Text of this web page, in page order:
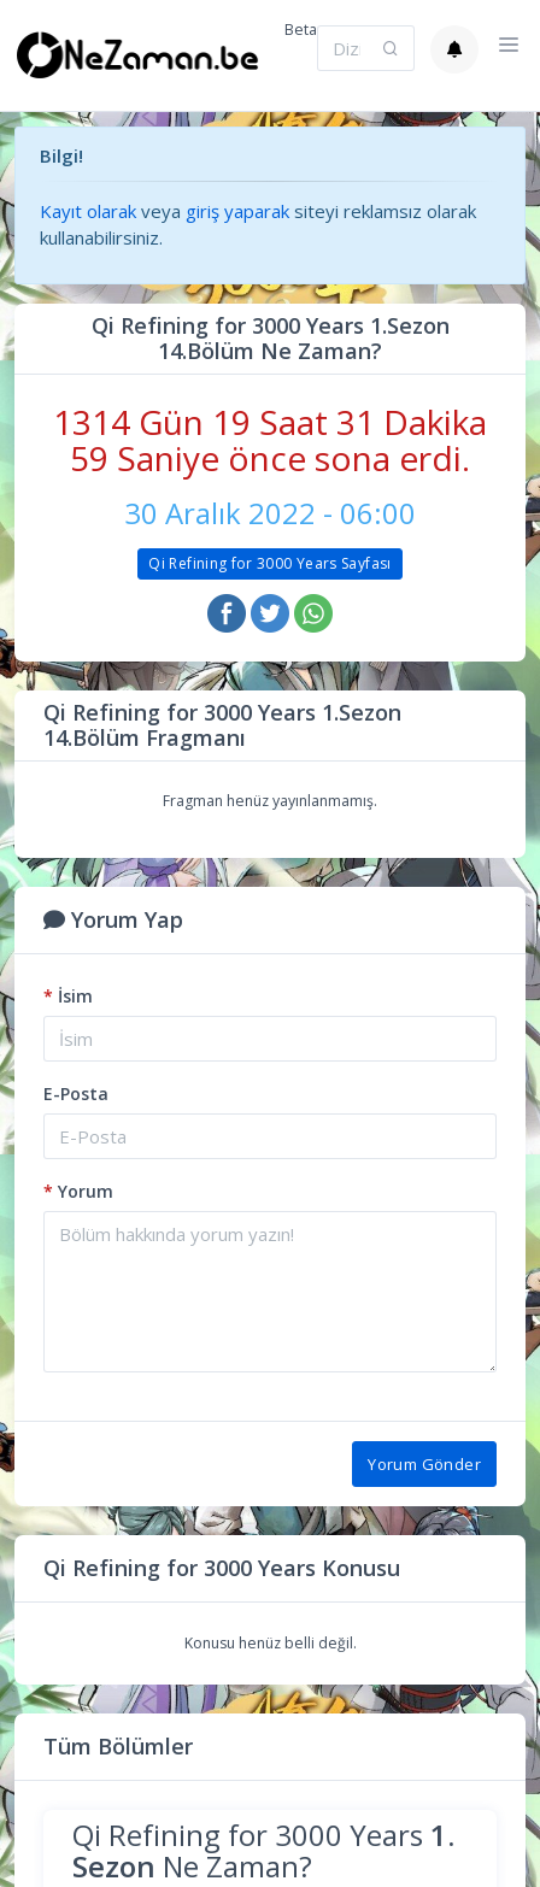
Beta
Bilgi!
Kayıt olarak veya giriş yaparak siteyi reklamsız olarak
kullanabilirsiniz.
Qi Refining for 3000 Years 1.Sezon
14.Bölüm Ne Zaman?
1314 Gün 19 Saat 31 Dakika
59 Saniye önce sona erdi.
30 Aralık 2022 - 06:00
Qi Refining for 3000 Years Sayfası
Qi Refining for 3000 Years 1.Sezon
14.Bölüm Fragmanı
Fragman henüz yayınlanmamış.
Yorum Yap
* İsim
E-Posta
* Yorum
Yorum Gönder
Qi Refining for 3000 Years Konusu
Konusu henüz belli değil.
Tüm Bölümler
Qi Refining for 3000 Years 1.
Sezon Ne Zaman?